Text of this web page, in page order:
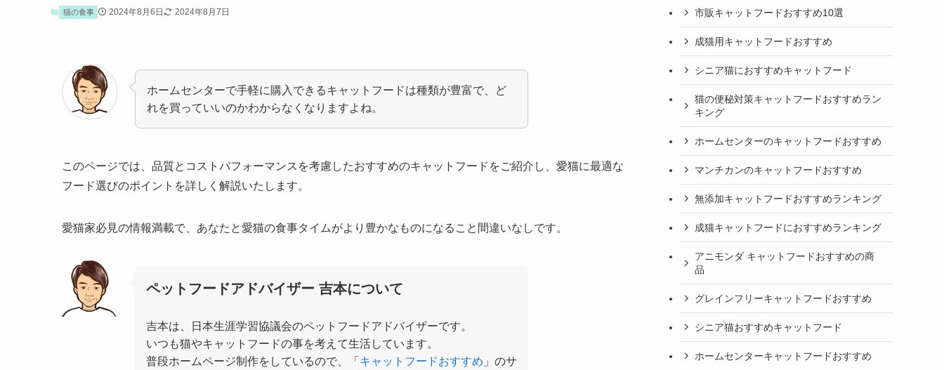
猫の食事 2024年8月6日 2024年8月7日
ホームセンターで手軽に購入できるキャットフードは種類が豊富で、ど
れを買っていいのかわからなくなりますよね。
このページでは、品質とコストパフォーマンスを考慮したおすすめのキャットフードをご紹介し、愛猫に最適な
フード選びのポイントを詳しく解説いたします。
愛猫家必見の情報満載で、あなたと愛猫の食事タイムがより豊かなものになること間違いなしです。
ペットフードアドバイザー 吉本について
吉本は、日本生涯学習協議会のペットフードアドバイザーです。
いつも猫やキャットフードの事を考えて生活しています。
普段ホームページ制作をしているので、「 キャットフードおすすめ 」のサ
市販キャットフードおすすめ10選
成猫用キャットフードおすすめ
シニア猫におすすめキャットフード
猫の便秘対策キャットフードおすすめラン
キング
ホームセンターのキャットフードおすすめ
マンチカンのキャットフードおすすめ
無添加キャットフードおすすめランキング
成猫キャットフードにおすすめランキング
アニモンダ キャットフードおすすめの商
品
グレインフリーキャットフードおすすめ
シニア猫おすすめキャットフード
ホームセンターキャットフードおすすめ